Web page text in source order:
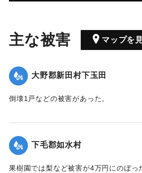
主な被害 マップを
大野郡新田村下玉田
倒壊1戸などの被害があった。
｜固有コード:00474072
下毛郡如水村
果樹園では梨など被害が4万円にのぼっ